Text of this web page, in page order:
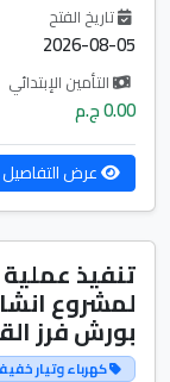
تاريخ الفتح
2026-08-05
التأمين الإبتدائي
0.00 ج.م
عرض التفاصيل
تنفيذ عملية
لمشروع
بورش فرز
كهرباء وتيار